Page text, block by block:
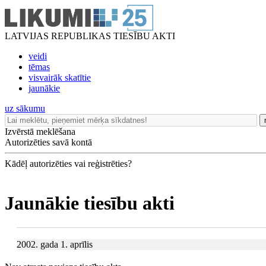
LATVIJAS REPUBLIKAS TIESĪBU AKTI
veidi
tēmas
visvairāk skatītie
jaunākie
uz sākumu
Izvērstā meklēšana
Autorizēties savā kontā
Kādēļ autorizēties vai reģistrēties?
Jaunākie tiesību akti
2002. gada 1. aprīlis